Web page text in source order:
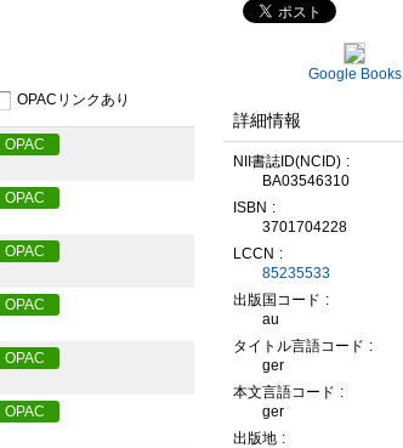
OPACリンクあり
OPAC
OPAC
OPAC
OPAC
OPAC
OPAC
Google Books
詳細情報
NII書誌ID(NCID)
BA03546310
ISBN
3701704228
LCCN
85235533
出版国コード
au
タイトル言語コード
ger
本文言語コード
ger
出版地